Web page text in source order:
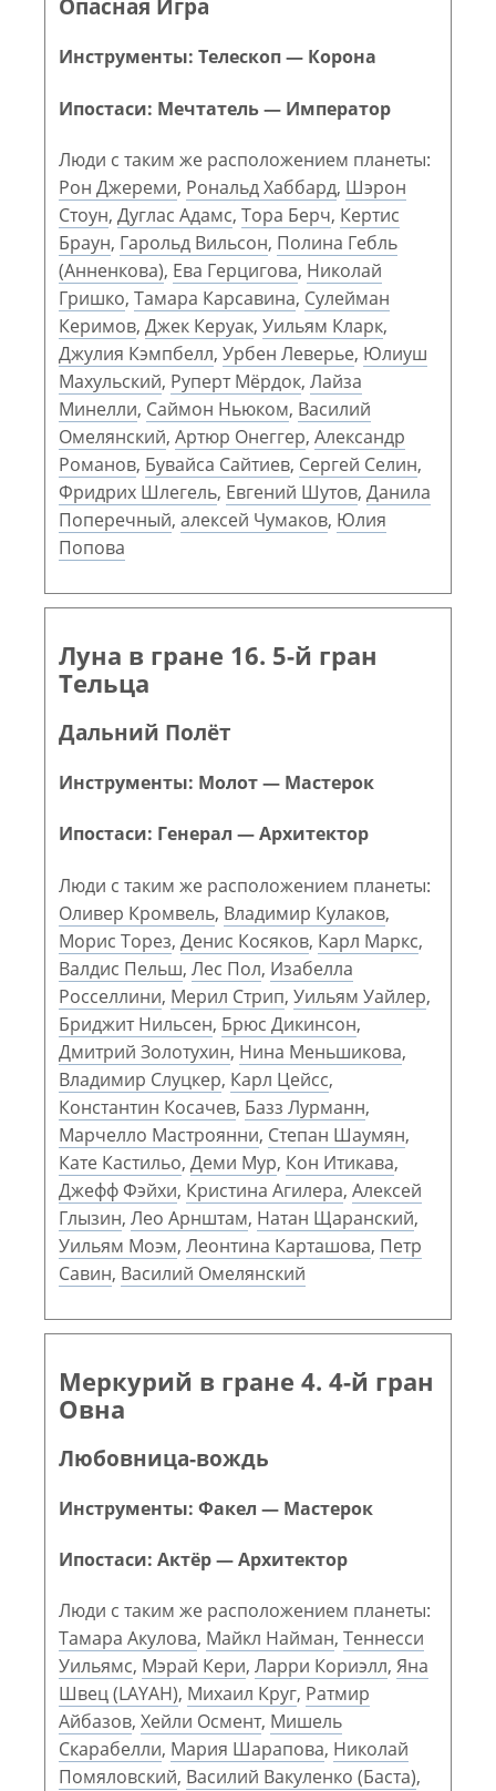
Опасная Игра
Инструменты: Телескоп — Корона
Ипостаси: Мечтатель — Император
Люди с таким же расположением планеты:
Рон Джереми, Рональд Хаббард, Шэрон
Стоун, Дуглас Адамс, Тора Берч, Кертис
Браун, Гарольд Вильсон, Полина Гебль
(Анненкова), Ева Герцигова, Николай
Гришко, Тамара Карсавина, Сулейман
Керимов, Джек Керуак, Уильям Кларк,
Джулия Кэмпбелл, Урбен Леверье, Юлиуш
Махульский, Руперт Мёрдок, Лайза
Минелли, Саймон Ньюком, Василий
Омелянский, Артюр Онеггер, Александр
Романов, Бувайса Сайтиев, Сергей Селин,
Фридрих Шлегель, Евгений Шутов, Данила
Поперечный, алексей Чумаков, Юлия
Попова
Луна в гране 16. 5-й гран
Тельца
Дальний Полёт
Инструменты: Молот — Мастерок
Ипостаси: Генерал — Архитектор
Люди с таким же расположением планеты:
Оливер Кромвель, Владимир Кулаков,
Морис Торез, Денис Косяков, Карл Маркс,
Валдис Пельш, Лес Пол, Изабелла
Росселлини, Мерил Стрип, Уильям Уайлер,
Бриджит Нильсен, Брюс Дикинсон,
Дмитрий Золотухин, Нина Меньшикова,
Владимир Слуцкер, Карл Цейсс,
Константин Косачев, Базз Лурманн,
Марчелло Мастроянни, Степан Шаумян,
Кате Кастильо, Деми Мур, Кон Итикава,
Джефф Фэйхи, Кристина Агилера, Алексей
Глызин, Лео Арнштам, Натан Щаранский,
Уильям Моэм, Леонтина Карташова, Петр
Савин, Василий Омелянский
Меркурий в гране 4. 4-й гран
Овна
Любовница-вождь
Инструменты: Факел — Мастерок
Ипостаси: Актёр — Архитектор
Люди с таким же расположением планеты:
Тамара Акулова, Майкл Найман, Теннесси
Уильямс, Мэрай Кери, Ларри Кориэлл, Яна
Швец (LAYAH), Михаил Круг, Ратмир
Айбазов, Хейли Осмент, Мишель
Скарабелли, Мария Шарапова, Николай
Помяловский, Василий Вакуленко (Баста),